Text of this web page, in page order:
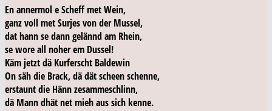
En annermol e Scheff met Wein,
ganz voll met Surjes von der Mussel,
dat hann se dann gelännd am Rhein,
se woreall noher em Dussel!
Käm jetzt dä Kurferscht Baldewin
On säh die Brack, dä dät scheen schenne,
erstaunt die Hänn zesammeschlinn,
dä Mann dhät net mieh aus sich kenne.